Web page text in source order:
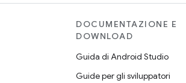
DOCUMENTAZIONE E
DOWNLOAD
Guida di Android Studio
Guide per gli sviluppatori